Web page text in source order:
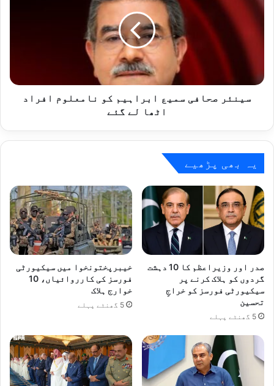
سمیع
ابراہیم
نامعلوم
لے
سینئر صحافی سمیع ابراہیم کو نامعلوم افراد
اٹھا لے گئے
یہ بھی پڑھیے
صدر اور وزیراعظم کا 10 دہشت
گردوں کو ہلاک کرنے پر
سیکیورٹی فورسز کو خراجِ
تحسین
5 گھنٹے پہلے
خیبرپختونخوا میں سیکیورٹی
فورسز کی کارروائیاں، 10
خوارج ہلاک
5 گھنٹے پہلے